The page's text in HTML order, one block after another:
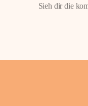
Sieh dir die